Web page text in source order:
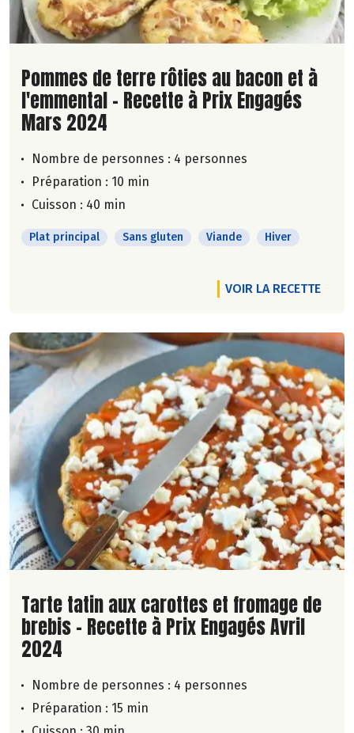
Lire la suite de la recette
Pommes de terre rôties au bacon et à
l'emmental - Recette à Prix Engagés
Mars 2024
Nombre de personnes : 4 personnes
Préparation : 10 min
Cuisson : 40 min
Plat principal Sans gluten Viande Hiver
VOIR LA RECETTE
Lire la suite de la recette
Tarte tatin aux carottes et fromage de
brebis - Recette à Prix Engagés Avril
2024
Nombre de personnes : 4 personnes
Préparation : 15 min